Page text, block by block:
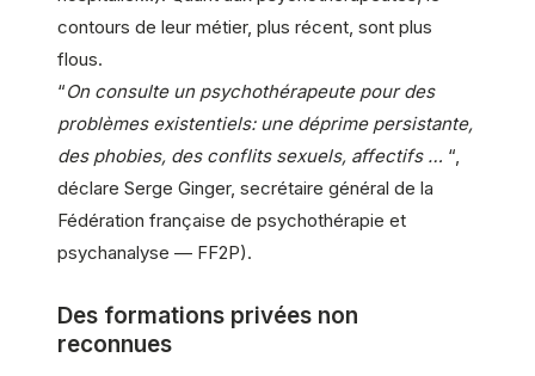
contours de leur métier, plus récent, sont plus
flous.
“On consulte un psychothérapeute pour des
problèmes existentiels: une déprime persistante,
des phobies, des conflits sexuels, affectifs … “,
déclare Serge Ginger, secrétaire général de la
Fédération française de psychothérapie et
psychanalyse — FF2P).
Des formations privées non
reconnues